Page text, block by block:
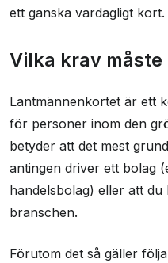
ett ganska vardagligt kort.
Vilka krav
Lantmännenkortet är ett
för personer inom den
betyder att det mest
antingen driver ett bolag
handelsbolag) eller att
branschen.
Förutom det så gäller